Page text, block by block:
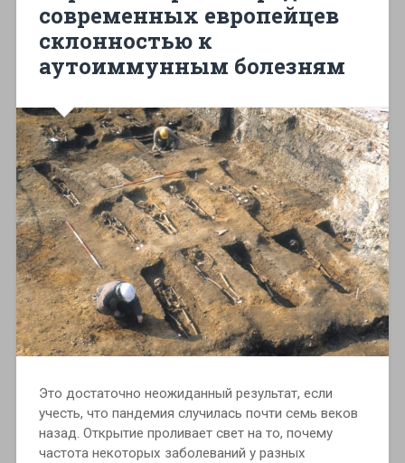
современных европейцев
склонностью к
аутоиммунным болезням
Это достаточно неожиданный результат, если
учесть, что пандемия случилась почти семь веков
назад. Открытие проливает свет на то, почему
частота некоторых заболеваний у разных